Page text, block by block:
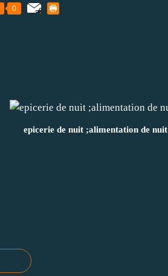
0
epicerie de nuit ;alimentation de nuit